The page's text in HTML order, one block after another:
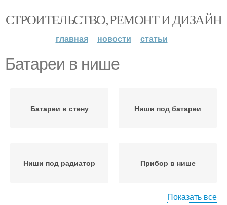
СТРОИТЕЛЬСТВО, РЕМОНТ И ДИЗАЙН
главная новости статьи
Батареи в нише
Батареи в стену Ниши под батареи
Ниши под радиатор Прибор в нише
Показать все